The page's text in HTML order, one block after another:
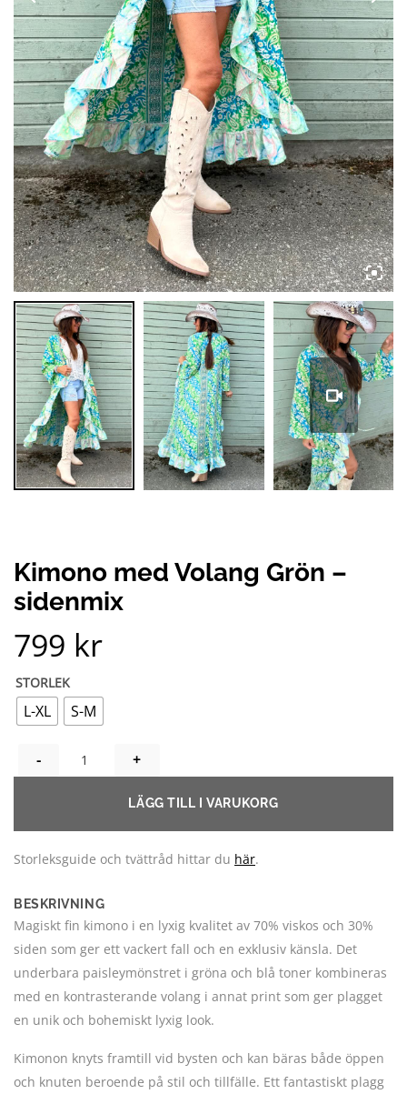
Kimono med Volang Grön –
sidenmix
799 kr
STORLEK
L-XL S-M
KIMONO MED VOLANG GRÖN - SIDENMIX MÄNGD
LÄGG TILL I VARUKORG
Storleksguide och tvättråd hittar du här.
BESKRIVNING
Magiskt fin kimono i en lyxig kvalitet av 70% viskos och 30%
siden som ger ett vackert fall och en exklusiv känsla. Det
underbara paisleymönstret i gröna och blå toner kombineras
med en kontrasterande volang i annat print som ger plagget
en unik och bohemiskt lyxig look.
Kimonon knyts framtill vid bysten och kan bäras både öppen
och knuten beroende på stil och tillfälle. Ett fantastiskt plagg